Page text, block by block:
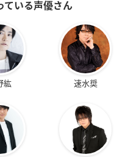
ている声優さん
紘 速水奨